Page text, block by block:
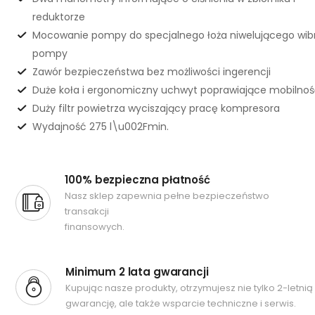
reduktorze
Mocowanie pompy do specjalnego łoża niwelującego
pompy
Zawór bezpieczeństwa bez możliwości ingerencji
Duże koła i ergonomiczny uchwyt poprawiające
Duży filtr powietrza wyciszający pracę kompresora
Wydajność 275 l\u002Fmin.
100% bezpieczna płatność
Nasz sklep zapewnia pełne bezpieczeństwo
transakcji
finansowych.
Minimum 2 lata gwarancji
Kupując nasze produkty, otrzymujesz nie tylko 2-letnią
gwarancję, ale także wsparcie techniczne i serwis.